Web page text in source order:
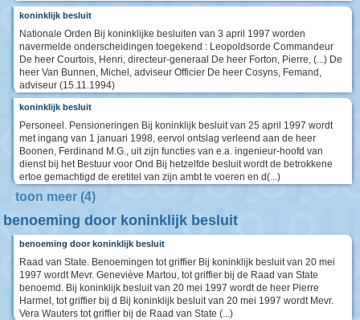
koninklijk besluit
Nationale Orden Bij koninklijke besluiten van 3 april 1997 worden
navermelde onderscheidingen toegekend : Leopoldsorde Commandeur
De heer Courtois, Henri, directeur-generaal De heer Forton, Pierre, (...) De
heer Van Bunnen, Michel, adviseur Officier De heer Cosyns, Femand,
adviseur (15.11.1994)
koninklijk besluit
Personeel. Pensioneringen Bij koninklijk besluit van 25 april 1997 wordt
met ingang van 1 januari 1998, eervol ontslag verleend aan de heer
Boonen, Ferdinand M.G., uit zijn functies van e.a. ingenieur-hoofd van
dienst bij het Bestuur voor Ond Bij hetzelfde besluit wordt de betrokkene
ertoe gemachtigd de eretitel van zijn ambt te voeren en d(...)
toon meer (4)
benoeming door koninklijk besluit
benoeming door koninklijk besluit
Raad van State. Benoemingen tot griffier Bij koninklijk besluit van 20 mei
1997 wordt Mevr. Geneviève Martou, tot griffier bij de Raad van State
benoemd. Bij koninklijk besluit van 20 mei 1997 wordt de heer Pierre
Harmel, tot griffier bij d Bij koninklijk besluit van 20 mei 1997 wordt Mevr.
Vera Wauters tot griffier bij de Raad van State (...)